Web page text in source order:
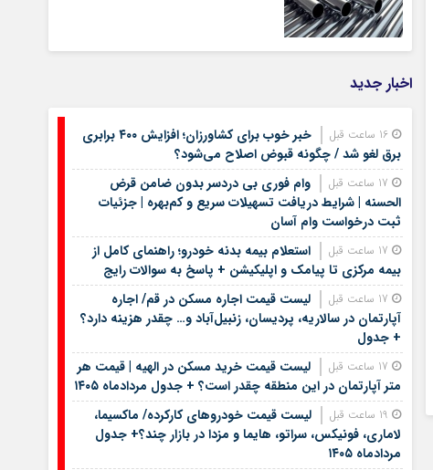
اخبار جدید
خبر خوب برای کشاورزان؛ افزایش ۴۰۰ برابری
برق لغو شد / چگونه قبوض اصلاح می‌شود؟
وام فوری بی دردسر بدون ضامن قرض
الحسنه | شرایط دریافت تسهیلات سریع و کم‌بهره | جزئیات
ثبت درخواست وام آسان
استعلام بیمه بدنه خودرو؛ راهنمای کامل از
بیمه مرکزی تا پیامک و اپلیکیشن + پاسخ به سوالات رایج
لیست قیمت اجاره مسکن در قم/ اجاره
آپارتمان در سالاریه، پردیسان، زنبیل‌آباد و… چقدر هزینه دارد؟
+ جدول
لیست قیمت خرید مسکن در الهیه | قیمت هر
متر آپارتمان در این منطقه چقدر است؟ + جدول مردادماه ۱۴۰۵
لیست قیمت خودروهای کارکرده/ ماکسیما،
لاماری، فونیکس، سراتو، هایما و مزدا در بازار چند؟+ جدول
مردادماه ۱۴۰۵